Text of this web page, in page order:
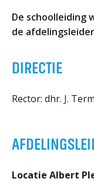
Locaties
Organisatie
Schoolgids
Begeleiding
De schoolleiding
de
DIRECTIE
Rector: dhr. J.
Locatie Albert